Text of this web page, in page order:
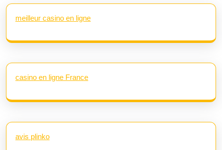
meilleur casino en ligne
casino en ligne France
avis plinko